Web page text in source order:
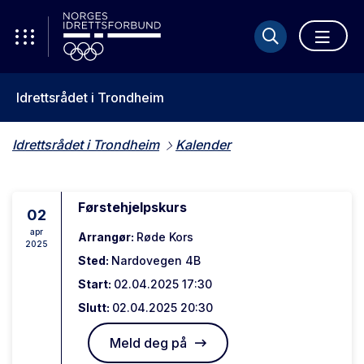
Idrettsrådet i Trondheim
Idrettsrådet i Trondheim Kalender
02
apr
2025
Førstehjelpskurs
Arrangør: Røde Kors
Sted: Nardovegen 4B
Start: 02.04.2025 17:30
Slutt: 02.04.2025 20:30
Meld deg på